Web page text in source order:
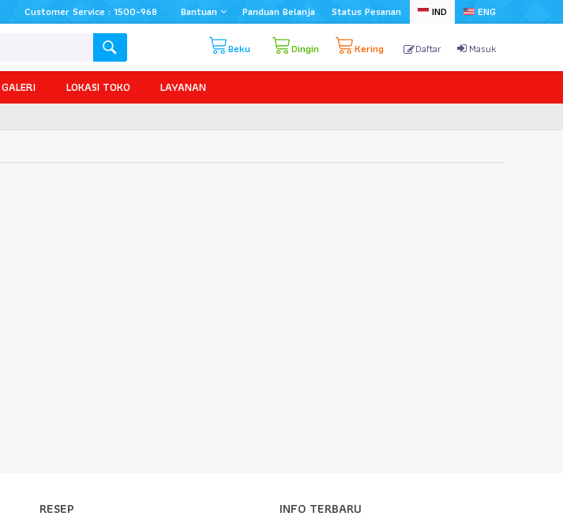
ENG
IND
Status Pesanan
Panduan Belanja
Bantuan
Customer Service : 1500-968
Masuk
Daftar
Kering
Dingin
Beku
GALERI LOKASI TOKO LAYANAN
RESEP INFO TERBARU